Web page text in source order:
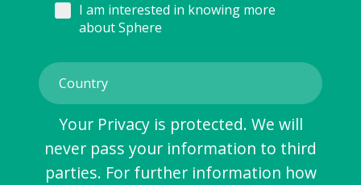
I am interested in knowing more
about Sphere
Your Privacy is protected. We will
never pass your information to third
parties. For further information how